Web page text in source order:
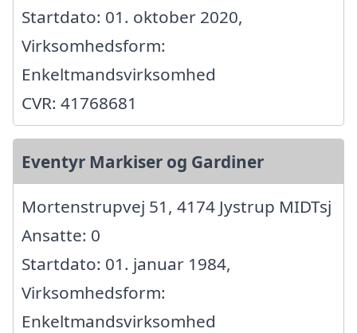
Startdato: 01. oktober 2020,
Virksomhedsform:
Enkeltmandsvirksomhed
CVR: 41768681
Eventyr Markiser og Gardiner
Mortenstrupvej 51, 4174 Jystrup MIDTsj
Ansatte: 0
Startdato: 01. januar 1984,
Virksomhedsform:
Enkeltmandsvirksomhed